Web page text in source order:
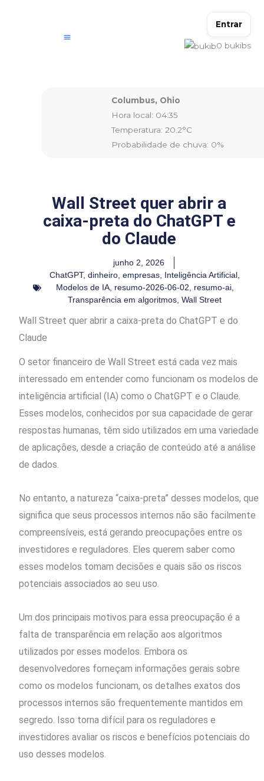
Entrar
0 bukibs
Columbus, Ohio
Hora local: 04:35
Temperatura: 20.2°C
Probabilidade de chuva: 0%
Wall Street quer abrir a
caixa-preta do ChatGPT e
do Claude
junho 2, 2026
ChatGPT, dinheiro, empresas, Inteligência Artificial,
Modelos de IA, resumo-2026-06-02, resumo-ai,
Transparência em algoritmos, Wall Street
Wall Street quer abrir a caixa-preta do ChatGPT e do
Claude
O setor financeiro de Wall Street está cada vez mais
interessado em entender como funcionam os modelos de
inteligência artificial (IA) como o ChatGPT e o Claude.
Esses modelos, conhecidos por sua capacidade de gerar
respostas humanas, têm sido utilizados em uma variedade
de aplicações, desde a criação de conteúdo até a análise
de dados.
No entanto, a natureza “caixa-preta” desses modelos, que
significa que seus processos internos não são facilmente
compreensíveis, está gerando preocupações entre os
investidores e reguladores. Eles querem saber como
esses modelos tomam decisões e quais são os riscos
potenciais associados ao seu uso.
Um dos principais motivos para essa preocupação é a
falta de transparência em relação aos algoritmos
utilizados por esses modelos. Embora os
desenvolvedores forneçam informações gerais sobre
como os modelos funcionam, os detalhes exatos dos
processos internos são frequentemente mantidos em
segredo. Isso torna difícil para os reguladores e
investidores avaliar os riscos e benefícios potenciais do
uso desses modelos.